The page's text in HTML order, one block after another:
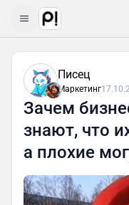
Писец
Маркетинг
Зачем
знают, что
а плохие